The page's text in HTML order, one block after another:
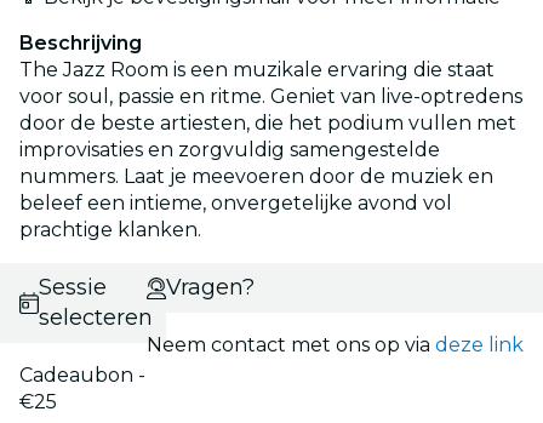
Beschrijving
The Jazz Room is een muzikale ervaring die staat
voor soul, passie en ritme. Geniet van live-optredens
door de beste artiesten, die het podium vullen met
improvisaties en zorgvuldig samengestelde
nummers. Laat je meevoeren door de muziek en
beleef een intieme, onvergetelijke avond vol
prachtige klanken.
Sessie
selecteren
Cadeaubon -
€25
Vragen?
Neem contact met ons op via deze link